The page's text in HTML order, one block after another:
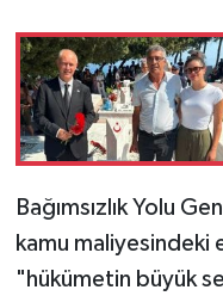
Bağımsızlık Yolu
kamu maliyesindeki
"hükümetin büyük